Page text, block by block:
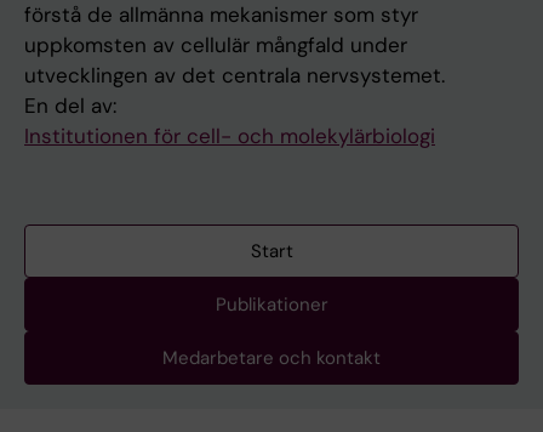
förstå de allmänna mekanismer som styr
uppkomsten av cellulär mångfald under
utvecklingen av det centrala nervsystemet.
En del av:
Institutionen för cell- och molekylärbiologi
Start
Publikationer
Medarbetare och kontakt